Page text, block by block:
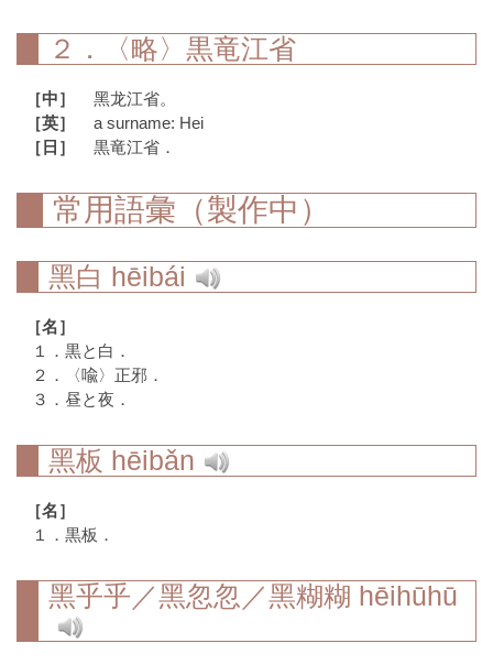
２．〈略〉黒竜江省
［中］
黑龙江省。
［英］
a surname: Hei
［日］
黒竜江省．
常用語彙（製作中）
黑白 hēibái
［名］
１．黒と白．
２．〈喩〉正邪．
３．昼と夜．
黑板 hēibǎn
［名］
１．黒板．
黑乎乎／黑忽忽／黑糊糊 hēihūhū